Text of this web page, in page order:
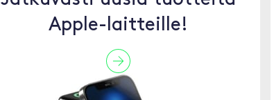
Apple-laitteille!